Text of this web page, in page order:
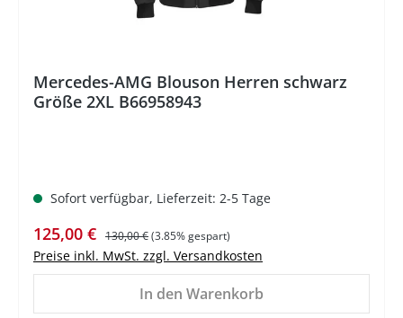
Mercedes-AMG Blouson Herren schwarz
Größe 2XL B66958943
Sofort verfügbar, Lieferzeit: 2-5 Tage
Verkaufspreis:
125,00 € Regulärer Preis:
130,00 €(3.85% gespart)
Preise inkl. MwSt. zzgl. Versandkosten
In den Warenkorb